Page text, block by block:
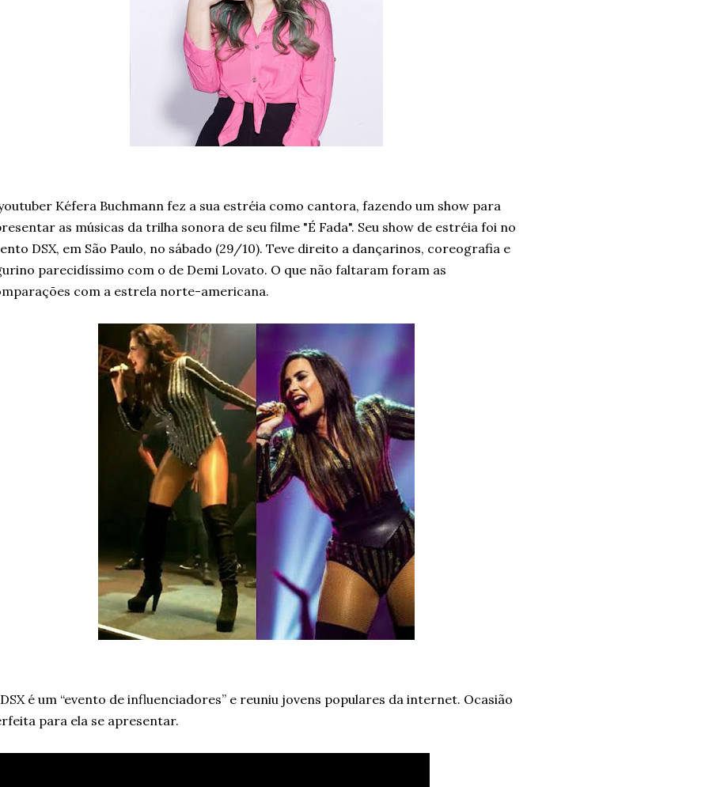
Kéfera Buchmann fez a sua estréia como cantora, fazendo um show para
as músicas da trilha sonora de seu filme "É Fada". Seu show de estréia foi no
DSX, em São Paulo, no sábado (29/10). Teve direito a dançarinos, coreografia e
parecidíssimo com o de Demi Lovato. O que não faltaram foram as
com a estrela norte-americana.
é um “evento de influenciadores” e reuniu jovens populares da internet. Ocasião
para ela se apresentar.